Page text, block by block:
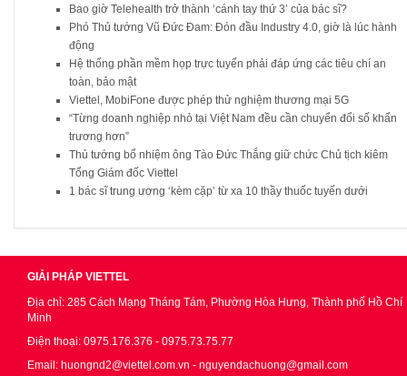
Bao giờ Telehealth trở thành ‘cánh tay thứ 3’ của bác sĩ?
Phó Thủ tướng Vũ Đức Đam: Đón đầu Industry 4.0, giờ là lúc hành
động
Hệ thống phần mềm họp trực tuyến phải đáp ứng các tiêu chí an
toàn, bảo mật
Viettel, MobiFone được phép thử nghiệm thương mại 5G
“Từng doanh nghiệp nhỏ tại Việt Nam đều cần chuyển đổi số khẩn
trương hơn”
Thủ tướng bổ nhiệm ông Tào Đức Thắng giữ chức Chủ tịch kiêm
Tổng Giám đốc Viettel
1 bác sĩ trung ương ‘kèm cặp’ từ xa 10 thầy thuốc tuyến dưới
GIẢI PHÁP VIETTEL
Địa chỉ: 285 Cách Mạng Tháng Tám, Phường Hòa Hưng, Thành phố Hồ Chí
Minh
Điện thoại: 0975.176.376 - 0975.73.75.77
Email: huongnd2@viettel.com.vn - nguyendachuong@gmail.com